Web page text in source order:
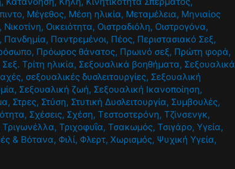
, Μέγεθος, Μέση ηλικία, Μεταμέλεια, Μηνιαίος
, Νικοτίνη, Οικειότητα, Οιστραδιόλη, Οιστρογόνα,
, Πανδημία, Παντρεμένοι, Πέος, Περιστασιακό Σεξ,
, Πρόωρος θάνατος, Πρωινό σεξ, Πρώτη φορά,
Σεξ. Τρίτη ηλικία, Σεξουαλικά βοηθήματα, Σεξουαλικά
, σεξουαλικές δυσλειτουργίες, Σεξουαλική
, Σεξουαλική ζωή, Σεξουαλική Ικανοποίηση,
, Στρες, Στύση, Στυτική Δυσλειτουργία, Συμβουλές,
, Σχέσεις, Σχέση,Τεστοστερόνη,Τζίνσενγκ,
Τριγωνέλλα,Τριχοφυΐα,Τσακωμός,Τσιγάρο,Υγεία,
& Βότανα,Φιλί,Φλερτ,Χωρισμός, Ψυχική Υγεία,